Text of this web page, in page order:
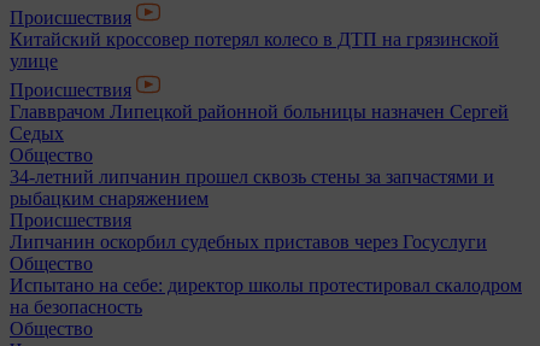
Происшествия
Китайский кроссовер потерял колесо в ДТП на грязинской
улице
Происшествия
Главврачом Липецкой районной больницы назначен Сергей
Седых
Общество
34-летний липчанин прошел сквозь стены за запчастями и
рыбацким снаряжением
Происшествия
Липчанин оскорбил судебных приставов через Госуслуги
Общество
Испытано на себе: директор школы протестировал скалодром
на безопасность
Общество